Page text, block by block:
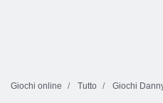
Giochi online Tutto Giochi